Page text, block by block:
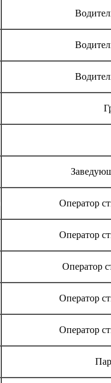
Оператор
Оператор
Оператор
Оператор
Оператор